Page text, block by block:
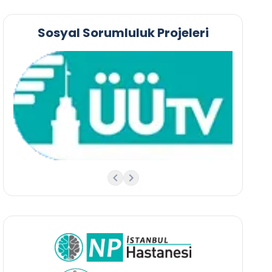
Sosyal Sorumluluk Projeleri